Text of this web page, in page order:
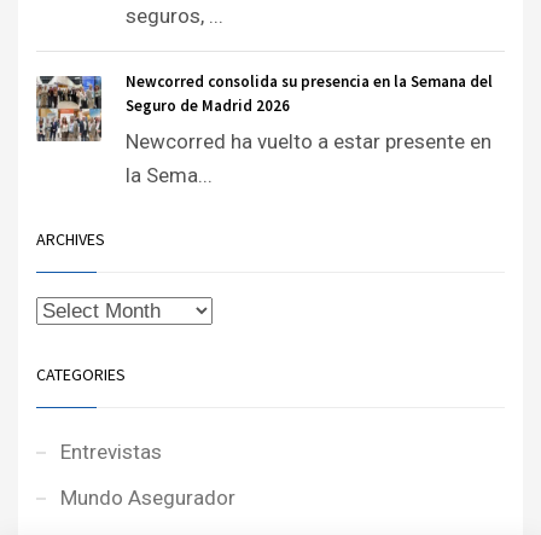
seguros, ...
Newcorred consolida su presencia en la Semana del
Seguro de Madrid 2026
Newcorred ha vuelto a estar presente en
la Sema...
ARCHIVES
CATEGORIES
Entrevistas
Mundo Asegurador